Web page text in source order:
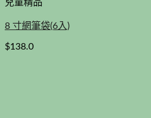
兒童精品
8 寸網筆袋(6入)
$138.0